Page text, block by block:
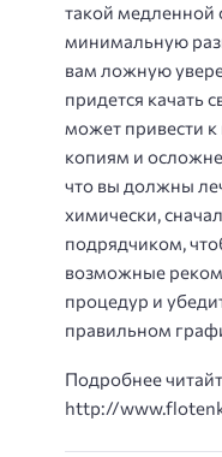
такой медленной
минимальную
вам ложную
придется качать
может привести
копиям и
что вы должны
химически,
подрядчиком,
возможные
процедур и
правильном
Подробнее
http://